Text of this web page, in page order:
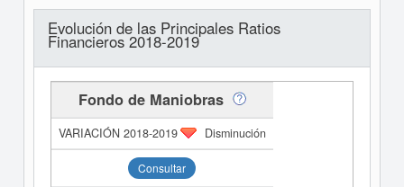
Evolución de las Principales Ratios
Financieros 2018-2019
Fondo de Maniobras
Disminución
Consultar